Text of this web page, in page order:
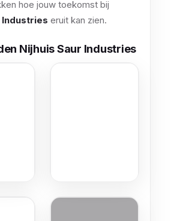
hoe jouw toekomst bij
Industries eruit kan zien.
Nijhuis Saur Industries